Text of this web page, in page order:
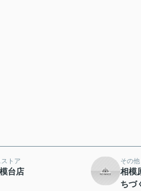
トア
台店
その他
相模
ちづ